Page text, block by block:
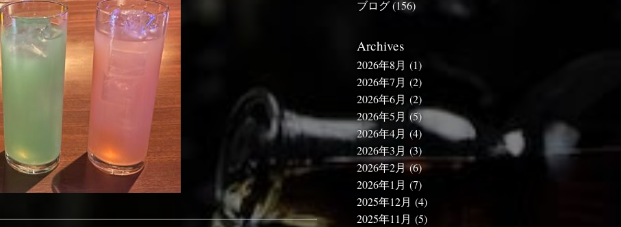
ブログ(156)
Archives
2026年8月 (1)
2026年7月 (2)
2026年6月 (2)
2026年5月 (5)
2026年4月 (4)
2026年3月 (3)
2026年2月(6)
2026年1月 (7)
2025年12月 (4)
2025年11月 (5)